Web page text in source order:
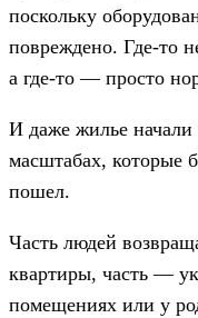
поскольку
повреждено. Где-то
а где-то — просто
И даже жилье начали
масштабах, которые
пошел.
Часть людей
квартиры, часть —
помещениях или у